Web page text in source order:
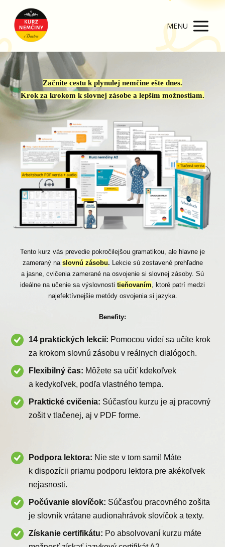
MENU
Začnite cestu k plynulej nemčine ešte dnes.
Krok za krokom k slovnej zásobe a lepším možnostiam.
Tento kurz vás prevedie pokročilejšou gramatikou, ale hlavne je
zameraný na slovnú zásobu. Lekcie sú zostavené prehľadne
a jasne, cvičenia zamerané na osvojenie si slovnej zásoby. Sú
ideálne na učenie sa výslovnosti tieňovaním , ktoré patrí medzi
najefektívnejšie metódy osvojenia si jazyka.
Benefity:
14 praktických lekcií: Pomocou videí sa učíte krok
za krokom slovnú zásobu v reálnych dialógoch.
Flexibilný čas: Môžete sa učiť kdekoľvek
a kedykoľvek, podľa vlastného tempa.
Praktické cvičenia: Súčasťou kurzu je aj pracovný
zošit v tlačenej, aj v PDF forme.
Podpora lektora: Nie ste v tom sami! Máte
k dispozícii priamu podporu lektora pre akékoľvek
nejasnosti.
Počúvanie slovíčok: Súčasťou pracovného zošita
je slovník vrátane audionahrávok slovíčok a texty.
Získanie certifikátu: Po absolvovaní kurzu máte